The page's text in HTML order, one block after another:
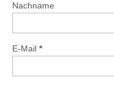
Nachname
E-Mail *